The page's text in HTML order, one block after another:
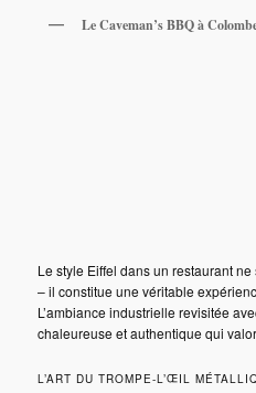
Le Caveman’s BBQ à
Le style Eiffel dans un restaurant
– il constitue une véritable
L’ambiance industrielle revisitée
chaleureuse et authentique qui
L’ART DU TROMPE-L’ŒIL